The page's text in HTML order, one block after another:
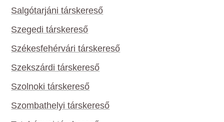
Salgótarjáni társkereső
Szegedi társkereső
Székesfehérvári társkereső
Szekszárdi társkereső
Szolnoki társkereső
Szombathelyi társkereső